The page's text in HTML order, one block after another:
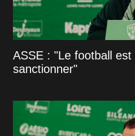
ASSE : "Le football
sanctionner"